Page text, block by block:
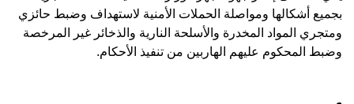
بجميع أشكالها ومواصلة الحملات الأمنية لاستهداف وضبط حائزي
ومتجري المواد المخدرة والأسلحة النارية والذخائر غير المرخصة
وضبط المحكوم عليهم الهاربين من تنفيذ الأحكام.